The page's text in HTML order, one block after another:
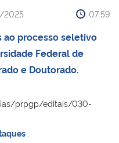
07:59
ao processo seletivo
Federal de
e Doutorado.
prpgp/editais/030-